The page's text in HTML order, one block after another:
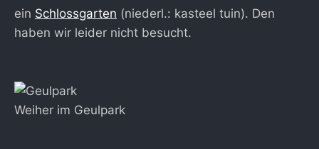
ein Schlossgarten (niederl.: kasteel tuin). Den
haben wir leider nicht besucht.
Weiher im Geulpark